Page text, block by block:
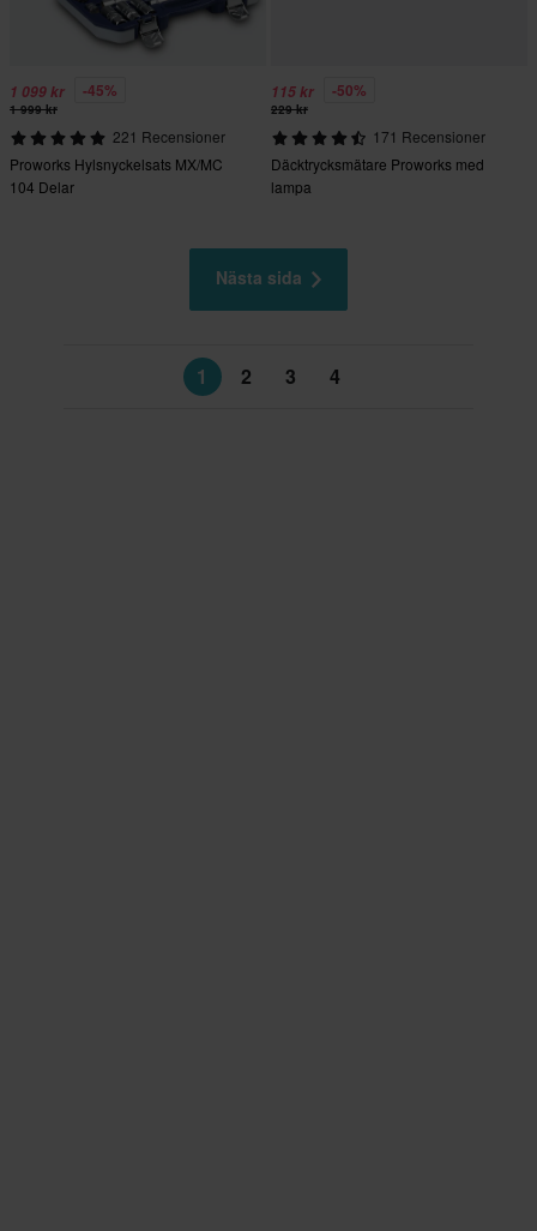
1 099 kr -45%
1 999 kr
221 Recensioner
Proworks Hylsnyckelsats MX/MC
104 Delar
115 kr -50%
229 kr
171 Recensioner
Däcktrycksmätare Proworks med
lampa
Nästa sida
1 2 3 4